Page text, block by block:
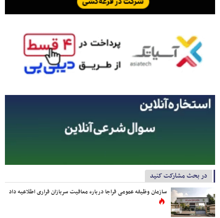
در بحث مشارکت کنید
سازمان وظیفه عمومی فراجا درباره معافیت سربازان فراری اطلاعیه داد